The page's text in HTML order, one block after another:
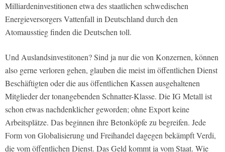
Milliardeninvestitionen etwa des staatlichen schwedischen
Energieversorgers Vattenfall in Deutschland durch den
Atomausstieg finden die Deutschen toll.
Und Auslandsinvestitonen? Sind ja nur die von Konzernen, können
also gerne verloren gehen, glauben die meist im öffentlichen Dienst
Beschäftigten oder die aus öffentlichen Kassen ausgehaltenen
Mitglieder der tonangebenden Schnatter-Klasse. Die IG Metall ist
schon etwas nachdenklicher geworden; ohne Export keine
Arbeitsplätze. Das beginnen ihre Betonköpfe zu begreifen. Jede
Form von Globalisierung und Freihandel dagegen bekämpft Verdi,
die vom öffentlichen Dienst. Das Geld kommt ja vom Staat. Wie